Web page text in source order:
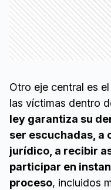
Otro eje central es
las víctimas dentro
ley garantiza su
ser escuchadas, a
jurídico, a recibir
participar en
proceso, incluidos